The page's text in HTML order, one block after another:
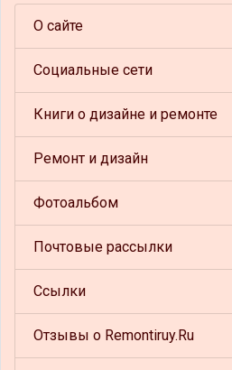
О сайте
Социальные сети
Книги о дизайне и ремонте
Ремонт и дизайн
Фотоальбом
Почтовые рассылки
Ссылки
Отзывы о Remontiruy.Ru